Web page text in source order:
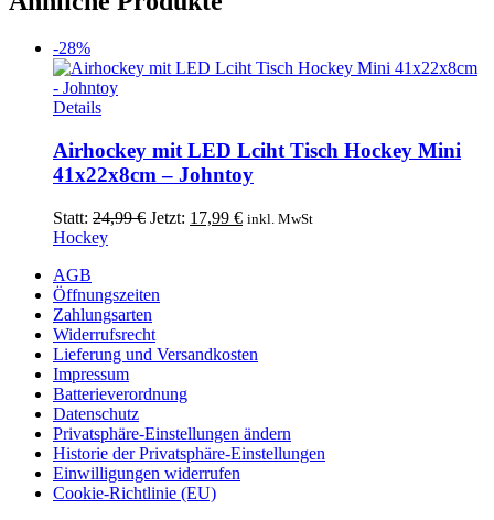
-28%
Details
Airhockey mit LED Lciht Tisch Hockey Mini
41x22x8cm – Johntoy
Statt: 24,99€ Ursprünglicher
Jetzt: 17,99 €Aktueller
inkl. MwSt
Hockey
AGB
Öffnungszeiten
Zahlungsarten
Widerrufsrecht
Lieferung und Versandkosten
Impressum
Batterieverordnung
Datenschutz
Privatsphäre-Einstellungen ändern
Historie der Privatsphäre-Einstellungen
Einwilligungen widerrufen
Cookie-Richtlinie (EU)